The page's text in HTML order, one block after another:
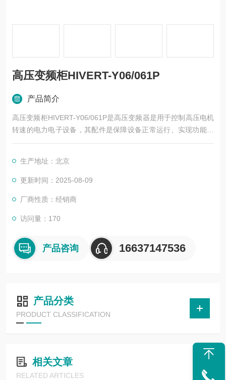
高压变频柜HIVERT-Y06/061P
产品简介
高压变频柜HIVERT-Y06/061P是高压变频器是用于控制高压电机
转速的电力电子设备，其配件是保障设备正常运行、实现功能扩
展及维护维修的重要组成部分。这些配件种类繁多，涵盖了功率
生产地址：北京
更新时间：2025-08-09
厂商性质：经销商
访问量：170
产品咨询 16637147536
产品分类
PRODUCT CLASSIFICATION
相关文章
RELATED ARTICLES